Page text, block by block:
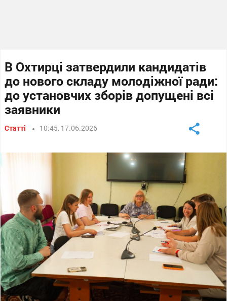
В Охтирці затвердили кандидатів
до нового складу молодіжної ради:
до установчих зборів допущені всі
заявники
Статті 10:45, 17.06.2026